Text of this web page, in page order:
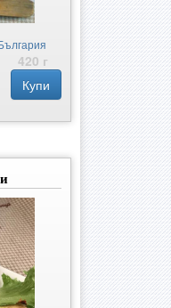
420 г
Купи